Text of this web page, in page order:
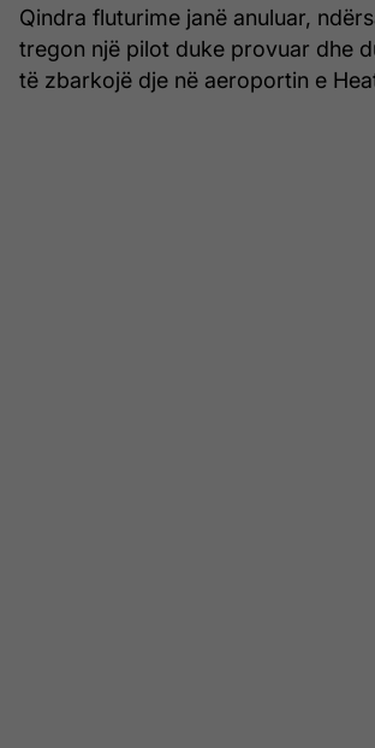
Qindra fluturime janë anuluar,
tregon një pilot duke provuar dhe
të zbarkojë dje në aeroportin e